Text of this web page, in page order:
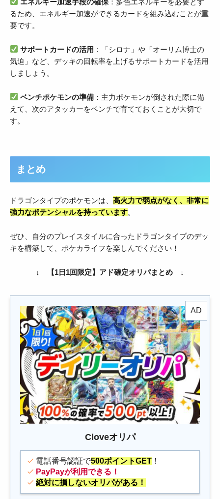
エネルギー加速手段の確保 ：多色エネルギーを必要とす
るため、エネルギー加速ができるカードを組み込むことが重
要です。
サポートカードの活用 ：「シロナ」や「オーリム博士の
気迫」など、デッキの回転率を上げるサポートカードを活用
しましょう。
ベンチポケモンの準備 ：主力ポケモンが倒された際に備
えて、次のアタッカーをベンチで育てておくことが大切で
す。
まとめ
ドラゴンタイプのポケモンは、 高火力で弱点がなく、非常に
強力なポテンシャルを持っています。
ぜひ、自分のプレイスタイルに合ったドラゴンタイプのデッ
キを構築して、ポケカライフを楽しんでください！
↓ 【1日1回限定】アド確定オリパまとめ ↓
Cloveオリパ
電話番号認証で500ポイントGET ！
PayPayが利用できる！
絶対に損しないオリパがある！